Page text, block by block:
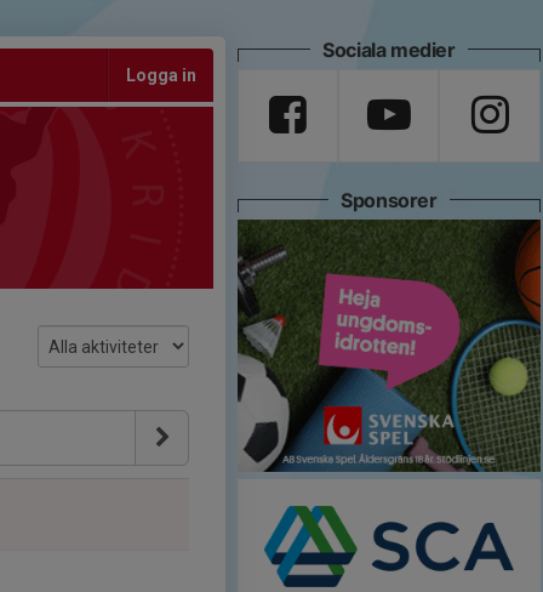
Logga in
Sociala medier
Sponsorer